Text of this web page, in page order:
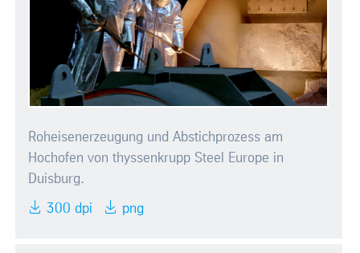
Roheisenerzeugung und Abstichprozess am
Hochofen von thyssenkrupp Steel Europe in
Duisburg.
300 dpi png